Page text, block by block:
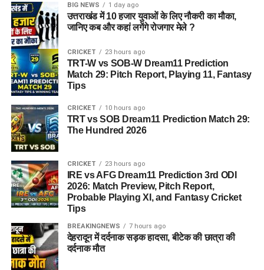
न्यूनतम और अधिकतम आयु सीमा तय की है, जिसका विवरण इस प्रकार है:
पद का नाम
जूनियर साइंटिफिक असिस्टेंट
(अधिकतर पद)
18 से 27 वर्ष
टेक्निकल असिस्टेंट (हिंदी)
असिस्टेंट आर्किविस्ट (ग्रेड-I)
अधिकतम 30 वर्ष
आईटी असिस्टेंट (ग्रेड-A)
अधिकतम 27 वर्ष
फिटर (ग्रेड-II)
लिफ्ट ऑपरेटर
18 से 37 वर्ष
आयु सीमा में छूट (Age Relaxation):
सरकारी नियमानुसार आरक्षित श्रेणियों (OBC, SC, ST, PwD, और
भूतपूर्व सैनिक) के आवेदकों को अधिकतम आयु सीमा में विशेष छूट प्रदान की
जाएगी। दिल्ली के ओबीसी (नॉन-क्रीमी लेयर) उम्मीदवारों को ही केवल
BIG NEWS 1 day ago
उत्तराखंड में 10 हजार युवाओं के लिए नौकरी का मौका,
जानिए कब और कहां लगेंगे रोजगार मेले ?
CRICKET 23 hours ago
TRT-W vs SOB-W Dream11 Prediction
Match 29: Pitch Report, Playing 11, Fantasy
Tips
CRICKET 10 hours ago
TRT vs SOB Dream11 Prediction Match 29:
The Hundred 2026
CRICKET 23 hours ago
IRE vs AFG Dream11 Prediction 3rd ODI
2026: Match Preview, Pitch Report,
Probable Playing XI, and Fantasy Cricket
Tips
BREAKINGNEWS 7 hours ago
देहरादून में दर्दनाक सड़क हादसा, बीटेक की छात्रा की
दर्दनाक मौत